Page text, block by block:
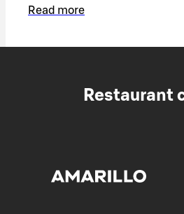
Read more
Restaurant